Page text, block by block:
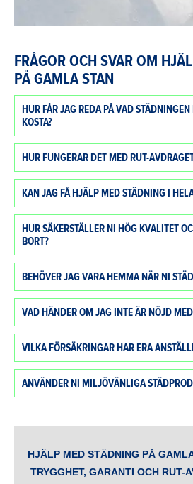
FRÅGOR OCH SVAR OM
PÅ GAMLA STAN
HUR FÅR JAG REDA PÅ VAD
KOSTA?
HUR FUNGERAR DET MED RUT-
KAN JAG FÅ HJÄLP MED STÄDNING I
HUR SÄKERSTÄLLER NI HÖG KVALITET
BORT?
BEHÖVER JAG VARA HEMMA NÄR NI
VAD HÄNDER OM JAG INTE ÄR NÖJD MED
VILKA FÖRSÄKRINGAR HAR ERA
ANVÄNDER NI MILJÖVÄNLIGA
HJÄLP MED STÄDNING PÅ
TRYGGHET, GARANTI OCH RUT-